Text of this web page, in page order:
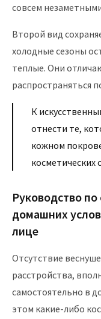
совсем
Второй вид
холодные сезоны
теплые. Они
распространяться
К
отнести те,
кожном
косметических
Руководство
домашних
лице
Отсутствие
расстройства,
самостоятельно в
этом какие-либо